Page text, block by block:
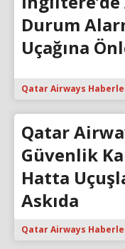
Durum
Uçağına
Qatar Airways
Qatar
Güvenlik
Hatta
Askıda
Qatar Airways